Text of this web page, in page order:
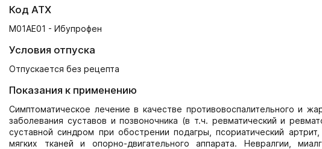
Код АТХ
M01AE01 - Ибупрофен
Условия отпуска
Отпускается без рецепта
Показания к применению
Симптоматическое лечение в качестве противовоспалительного и
заболевания суставов и позвоночника (в т.ч. ревматический и
суставной синдром при обострении подагры, псориатический
мягких тканей и опорно-двигательного аппарата. Невралгии,